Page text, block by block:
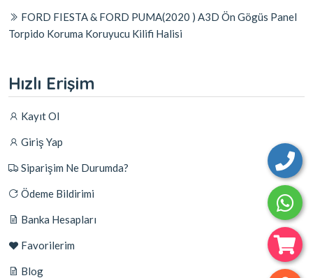
FORD FIESTA & FORD PUMA(2020 ) A3D Ön Gögüs Panel
Torpido Koruma Koruyucu Kilifi Halisi
Hızlı Erişim
Kayıt Ol
Giriş Yap
Siparişim Ne Durumda?
Ödeme Bildirimi
Banka Hesapları
Favorilerim
Blog